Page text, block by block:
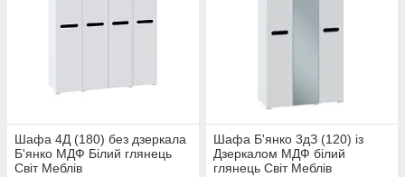
Шафа 4Д (180) без дзеркала
Б'янко МДФ Білий глянець
Світ Меблів
Шафа Б'янко 3дЗ (120) із
Дзеркалом МДФ білий
глянець Світ Меблів